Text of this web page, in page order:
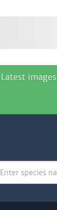
Latest images